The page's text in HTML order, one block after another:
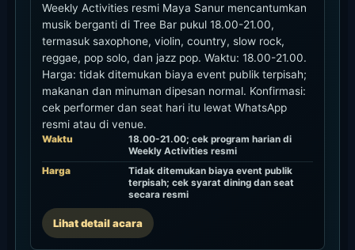
Weekly Activities resmi Maya Sanur mencantumkan
musik berganti di Tree Bar pukul 18.00-21.00,
termasuk saxophone, violin, country, slow rock,
reggae, pop solo, dan jazz pop. Waktu: 18.00-21.00.
Harga: tidak ditemukan biaya event publik terpisah;
makanan dan minuman dipesan normal. Konfirmasi:
cek performer dan seat hari itu lewat WhatsApp
resmi atau di venue.
Waktu
18.00-21.00; cek program harian di
Weekly Activities resmi
Harga
Tidak ditemukan biaya event publik
terpisah; cek syarat dining dan seat
secara resmi
Lihat detail acara